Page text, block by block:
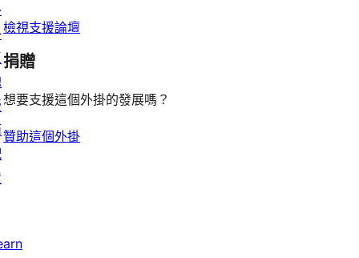
檢視支援論壇
捐贈
想要支援這個外掛的發展嗎？
贊助這個外掛